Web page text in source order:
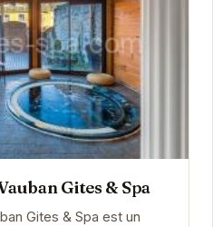
Gites & Spa
Gites & Spa est un